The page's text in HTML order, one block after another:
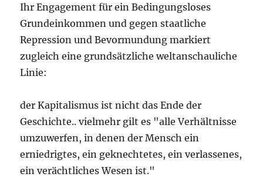
Ihr Engagement für ein Bedingungsloses
Grundeinkommen und gegen staatliche
Repression und Bevormundung markiert
zugleich eine grundsätzliche weltanschauliche
Linie:
der Kapitalismus ist nicht das Ende der
Geschichte.. vielmehr gilt es "alle Verhältnisse
umzuwerfen, in denen der Mensch ein
erniedrigtes, ein geknechtetes, ein verlassenes,
ein verächtliches Wesen ist."